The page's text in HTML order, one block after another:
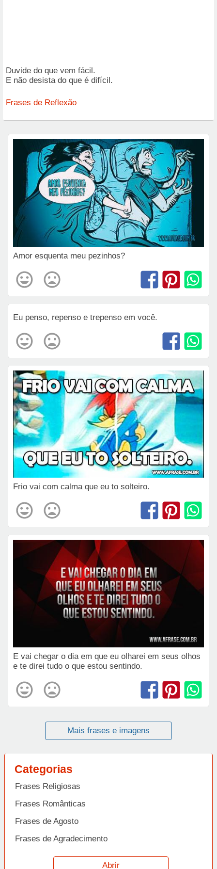
Duvide do que vem fácil.
E não desista do que é difícil.
Frases de Reflexão
Amor esquenta meu pezinhos?
Eu penso, repenso e trepenso em você.
Frio vai com calma que eu to solteiro.
E vai chegar o dia em que eu olharei em seus olhos
e te direi tudo o que estou sentindo.
Mais frases e imagens
Categorias
Frases Religiosas
Frases Românticas
Frases de Agosto
Frases de Agradecimento
Frases de Amizade
Abrir